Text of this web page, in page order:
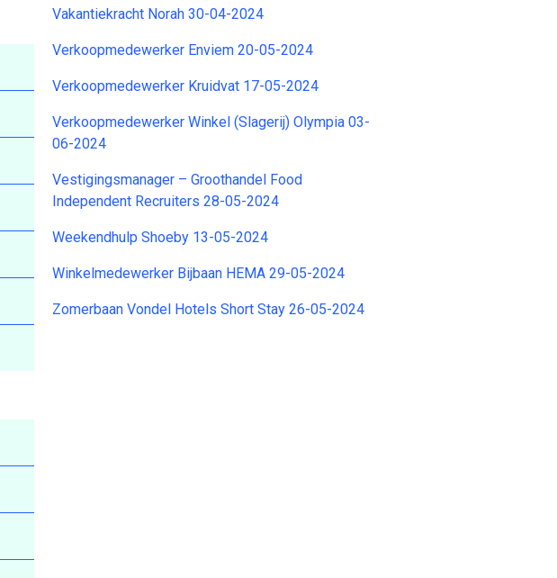
Vakantiekracht Norah 30-04-2024
Verkoopmedewerker Enviem 20-05-2024
Verkoopmedewerker Kruidvat 17-05-2024
Verkoopmedewerker Winkel (Slagerij) Olympia 03-
06-2024
Vestigingsmanager – Groothandel Food
Independent Recruiters 28-05-2024
Weekendhulp Shoeby 13-05-2024
Winkelmedewerker Bijbaan HEMA 29-05-2024
Zomerbaan Vondel Hotels Short Stay 26-05-2024